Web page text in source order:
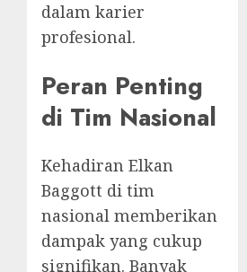
dalam karier
profesional.
Peran Penting
di Tim Nasional
Kehadiran Elkan
Baggott di tim
nasional memberikan
dampak yang cukup
signifikan. Banyak